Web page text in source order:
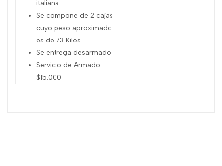
italiana
Se compone de 2 cajas
cuyo peso aproximado
es de 73 Kilos
Se entrega desarmado
Servicio de Armado
$15.000